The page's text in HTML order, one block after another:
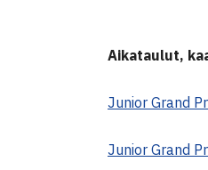
Aikataulut,
Junior Grand
Junior Grand